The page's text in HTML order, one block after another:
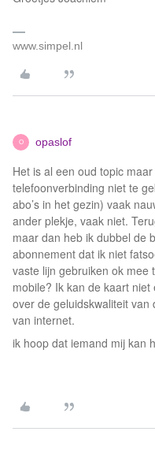
www.simpel.nl
O opaslof
Het is al een oud topic
telefoonverbinding niet te
abo’s in het gezin) vaak
ander plekje, vaak niet.
maar dan heb ik dubbel de
abonnement dat ik niet
vaste lijn gebruiken ok mee
mobile? Ik kan de kaart
over de geluidskwaliteit
van internet.
ik hoop dat iemand mij kan